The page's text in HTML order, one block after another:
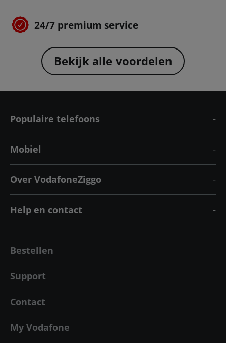
24/7 premium service
Bekijk alle voordelen
Populaire telefoons
Mobiel
Over VodafoneZiggo
Help en contact
Bestellen
Support
Contact
My Vodafone